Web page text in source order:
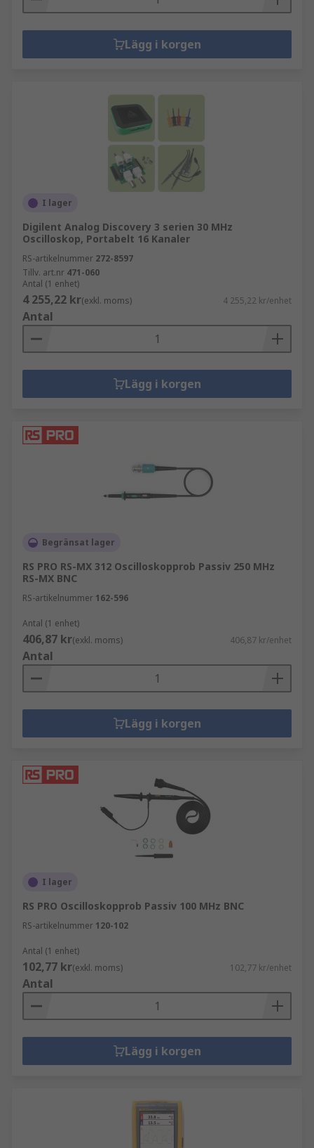
Lägg i korgen
I lager
Digilent Analog Discovery 3 serien 30 MHz
Oscilloskop, Portabelt 16 Kanaler
RS-artikelnummer 272-8597
Tillv. art.nr 471-060
Antal (1 enhet)
4 255,22 kr(exkl. moms) 4 255,22 kr/enhet
Antal
Lägg i korgen
Begränsat lager
RS PRO RS-MX 312 Oscilloskopprob Passiv 250 MHz
RS-MX BNC
RS-artikelnummer 162-596
Antal (1 enhet)
406,87 kr(exkl. moms) 406,87 kr/enhet
Antal
Lägg i korgen
I lager
RS PRO Oscilloskopprob Passiv 100 MHz BNC
RS-artikelnummer 120-102
Antal (1 enhet)
102,77 kr(exkl. moms) 102,77 kr/enhet
Antal
Lägg i korgen